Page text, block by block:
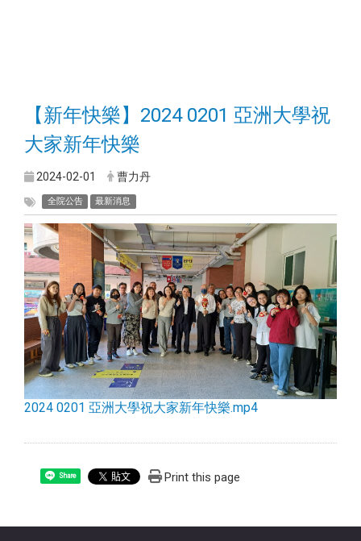
【新年快樂】2024 0201 亞洲大學祝
大家新年快樂
2024-02-01 曹力丹
全院公告 最新消息
2024 0201 亞洲大學祝大家新年快樂.mp4
Share Print this page